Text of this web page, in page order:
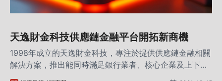
天逸財金科技供應鏈金融平台開拓新商機
1998年成立的天逸財金科技，專注於提供供應鏈金融相關
解決方案，推出能同時滿足銀行業者、核心企業及上下游